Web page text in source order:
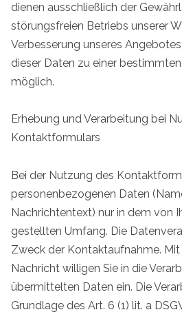
dienen ausschließlich der
störungsfreien Betriebs unserer
Verbesserung unseres
dieser Daten zu einer
möglich.
Erhebung und Verarbeitung bei
Kontaktformulars
Bei der Nutzung des
personenbezogenen Daten
Nachrichtentext) nur in dem von
gestellten Umfang. Die
Zweck der Kontaktaufnahme. Mit
Nachricht willigen Sie in die
übermittelten Daten ein. Die
Grundlage des Art. 6 (1) lit. a